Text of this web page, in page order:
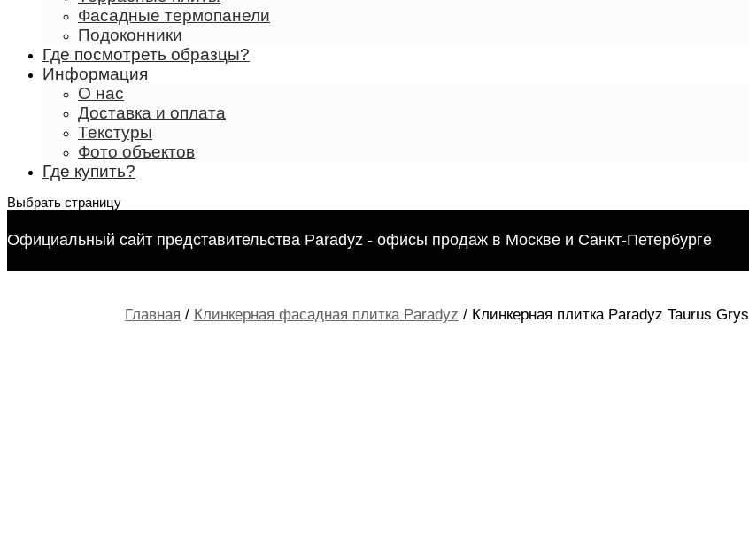
Фасадные термопанели
Подоконники
Где посмотреть образцы?
Информация
О нас
Доставка и оплата
Текстуры
Фото объектов
Где купить?
Выбрать страницу
Официальный сайт представительства Paradyz - офисы продаж в Москве и Санкт-Петербурге
Главная / Клинкерная фасадная плитка Paradyz / Клинкерная плитка Paradyz Taurus Grys